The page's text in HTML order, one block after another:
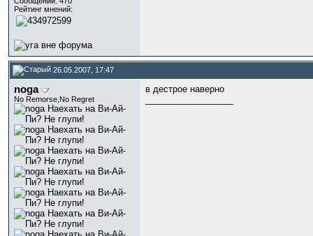
Рейтинг мнений:
26.05.2007, 17:47
noga
No Remorse,No Regret
в дестрое наверно